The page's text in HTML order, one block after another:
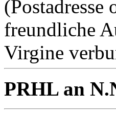
freundliche
Virgine
PRHL an